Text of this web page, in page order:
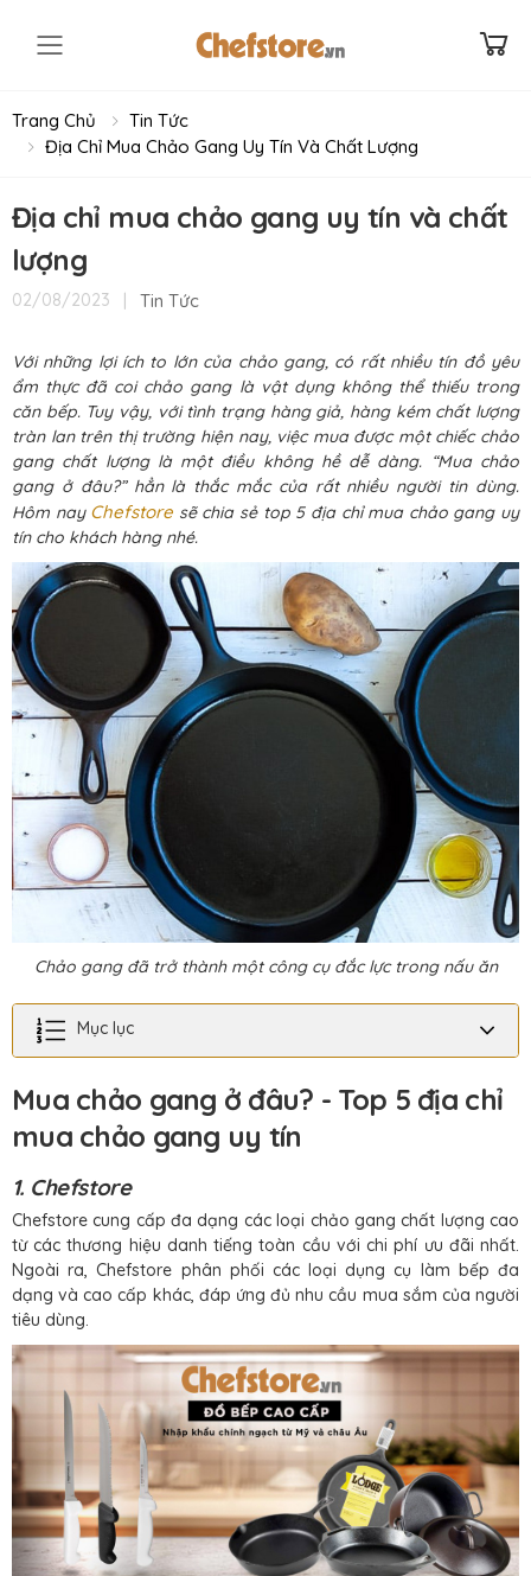
Toggle mobile menu
Trang Chủ
Tin Tức
Địa Chỉ Mua Chảo Gang Uy Tín Và Chất Lượng
Địa chỉ mua chảo gang uy tín và chất
lượng
02/08/2023 | Tin Tức
Với những lợi ích to lớn của chảo gang, có rất nhiều tín đồ yêu
ẩm thực đã coi chảo gang là vật dụng không thể thiếu trong
căn bếp. Tuy vậy, với tình trạng hàng giả, hàng kém chất lượng
tràn lan trên thị trường hiện nay, việc mua được một chiếc chảo
gang chất lượng là một điều không hề dễ dàng. “Mua chảo
gang ở đâu?” hẳn là thắc mắc của rất nhiều người tin dùng.
Hôm nayChefstore sẽ chia sẻ top 5 địa chỉ mua chảo gang uy
tín cho khách hàng nhé.
Chảo gang đã trở thành một công cụ đắc lực trong nấu ăn
Mục lục
Mua chảo gang ở đâu? - Top 5 địa chỉ
mua chảo gang uy tín
1. Chefstore
Chefstore cung cấp đa dạng các loại chảo gang chất lượng cao
từ các thương hiệu danh tiếng toàn cầu với chi phí ưu đãi nhất.
Ngoài ra, Chefstore phân phối các loại dụng cụ làm bếp đa
dạng và cao cấp khác, đáp ứng đủ nhu cầu mua sắm của người
tiêu dùng.